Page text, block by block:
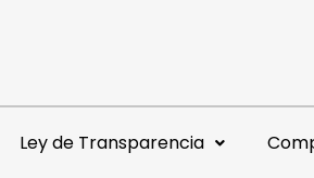
Ley de Transparencia